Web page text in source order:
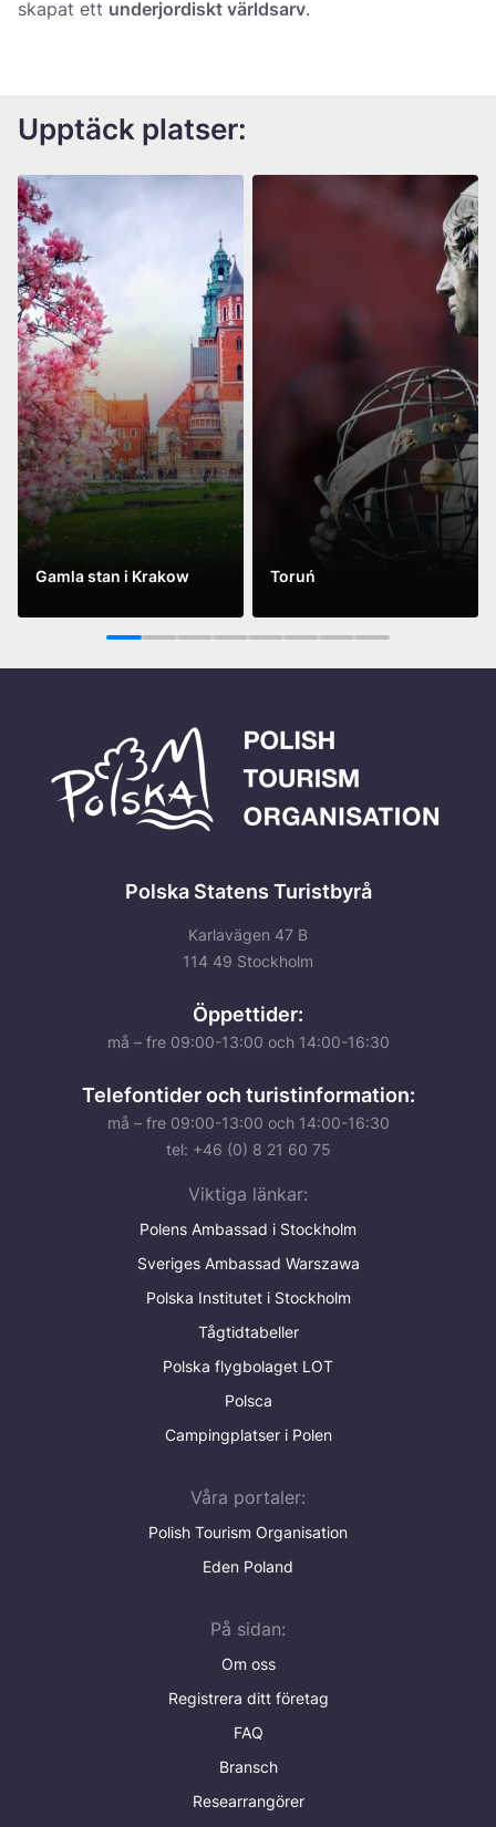
skapat ett underjordiskt världsarv.
Upptäck platser:
Gamla stan i Krakow
Se mer
Toruń
Se mer
1 2 3 4 5 6 7 8
Polska Statens Turistbyrå
Karlavägen 47 B
114 49 Stockholm
Öppettider:
må – fre 09:00-13:00 och 14:00-16:30
Telefontider och turistinformation:
må – fre 09:00-13:00 och 14:00-16:30
tel: +46 (0) 8 21 60 75
Viktiga länkar:
Polens Ambassad i Stockholm
Sveriges Ambassad Warszawa
Polska Institutet i Stockholm
Tågtidtabeller
Polska flygbolaget LOT
Polsca
Campingplatser i Polen
Våra portaler:
Polish Tourism Organisation
Eden Poland
På sidan:
Om oss
Registrera ditt företag
FAQ
Bransch
Researrangörer